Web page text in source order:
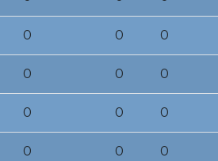
0 0 0
0 0 0
0 0 0
0 0 0